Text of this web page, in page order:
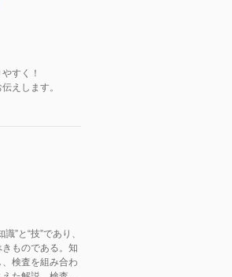
すく！
えします。
”と“技”であり、
ものである。知
検査を組み合わ